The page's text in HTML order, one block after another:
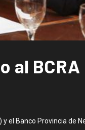
al BCRA
el Banco Provincia de